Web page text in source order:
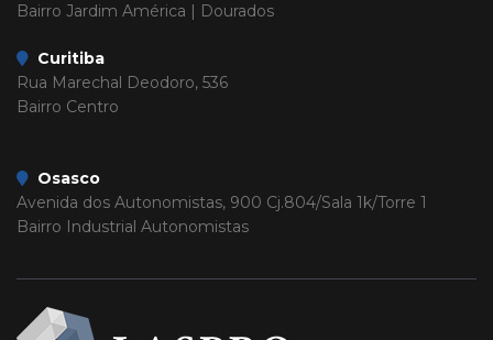
Bairro Jardim América | Dourados
Curitiba
Rua Marechal Deodoro, 536
Bairro Centro
Osasco
Avenida dos Autonomistas, 900 Cj.804/Sala 1k/Torre 1
Bairro Industrial Autonomistas